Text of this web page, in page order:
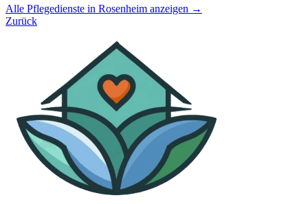
Alle Pflegedienste in Rosenheim anzeigen →
Zurück